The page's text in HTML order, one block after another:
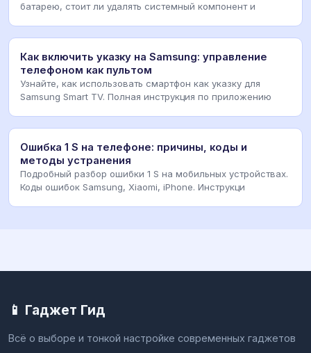
батарею, стоит ли удалять системный компонент и
Как включить указку на Samsung: управление
телефоном как пультом
Узнайте, как использовать смартфон как указку для
Samsung Smart TV. Полная инструкция по приложению
Ошибка 1 S на телефоне: причины, коды и
методы устранения
Подробный разбор ошибки 1 S на мобильных устройствах.
Коды ошибок Samsung, Xiaomi, iPhone. Инструкци
📱 Гаджет Гид
Всё о выборе и тонкой настройке современных гаджетов